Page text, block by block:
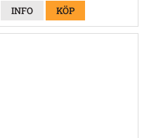
INFO KÖP